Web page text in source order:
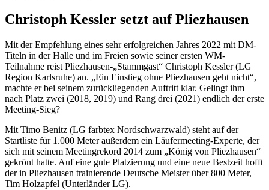
Christoph Kessler setzt auf Pliezhausen
Mit der Empfehlung eines sehr erfolgreichen Jahres 2022 mit DM-
Titeln in der Halle und im Freien sowie seiner ersten WM-
Teilnahme reist Pliezhausen-„Stammgast“ Christoph Kessler (LG
Region Karlsruhe) an. „Ein Einstieg ohne Pliezhausen geht nicht“,
machte er bei seinem zurückliegenden Auftritt klar. Gelingt ihm
nach Platz zwei (2018, 2019) und Rang drei (2021) endlich der erste
Meeting-Sieg?
Mit Timo Benitz (LG farbtex Nordschwarzwald) steht auf der
Startliste für 1.000 Meter außerdem ein Läufermeeting-Experte, der
sich mit seinem Meetingrekord 2014 zum „König von Pliezhausen“
gekrönt hatte. Auf eine gute Platzierung und eine neue Bestzeit hofft
der in Pliezhausen trainierende Deutsche Meister über 800 Meter,
Tim Holzapfel (Unterländer LG).